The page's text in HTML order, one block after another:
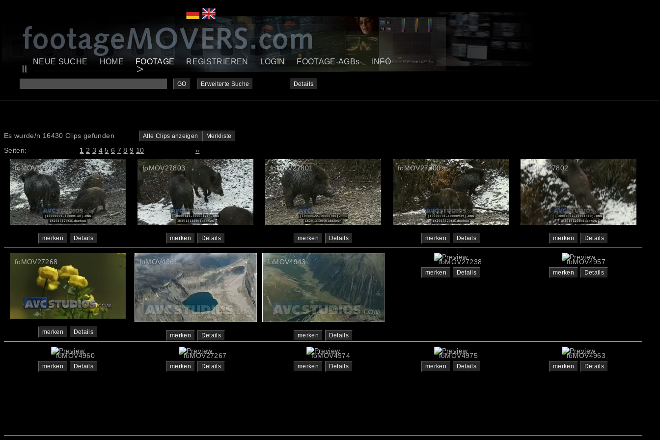
NEUE SUCHE HOME FOOTAGE REGISTRIEREN LOGIN FOOTAGE-AGBs INFO
GO Erweiterte Suche Details
Es wurde/n 16430 Clips gefunden Alle Clips anzeigen Merkliste
Seiten: 1 2 3 4 5 6 7 8 9 10 »
foMOV27799
merken Details
foMOV27803
merken Details
foMOV27801
merken Details
foMOV27800
merken Details
foMOV27802
merken Details
foMOV27268
merken Details
foMOV4961
merken Details
foMOV4943
merken Details
foMOV27238
merken Details
foMOV4957
merken Details
foMOV4960
merken Details
foMOV27267
merken Details
foMOV4974
merken Details
foMOV4975
merken Details
foMOV4963
merken Details